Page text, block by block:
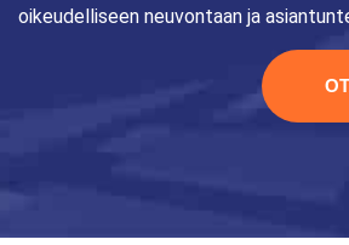
oikeudelliseen neuvontaan ja